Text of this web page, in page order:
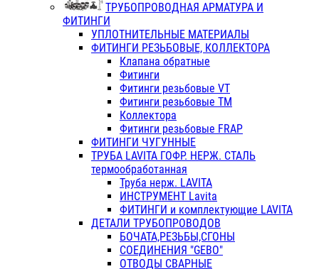
ТРУБОПРОВОДНАЯ АРМАТУРА И
ФИТИНГИ
УПЛОТНИТЕЛЬНЫЕ МАТЕРИАЛЫ
ФИТИНГИ РЕЗЬБОВЫЕ, КОЛЛЕКТОРА
Клапана обратные
Фитинги
Фитинги резьбовые VT
Фитинги резьбовые ТМ
Коллектора
Фитинги резьбовые FRAP
ФИТИНГИ ЧУГУННЫЕ
ТРУБА LAVITA ГОФР. НЕРЖ. СТАЛЬ
термообработанная
Труба нерж. LAVITA
ИНСТРУМЕНТ Lavita
ФИТИНГИ и комплектующие LAVITA
ДЕТАЛИ ТРУБОПРОВОДОВ
БОЧАТА,РЕЗЬБЫ,СГОНЫ
СОЕДИНЕНИЯ "GEBO"
ОТВОДЫ СВАРНЫЕ